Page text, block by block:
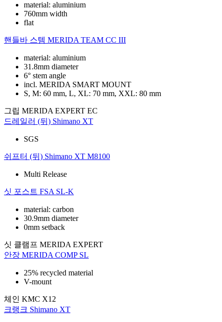
material: aluminium
760mm width
flat
핸들바 스템 MERIDA TEAM CC III
material: aluminium
31.8mm diameter
6° stem angle
incl. MERIDA SMART MOUNT
S, M: 60 mm, L, XL: 70 mm, XXL: 80 mm
그립 MERIDA EXPERT EC
드레일러 (뒤) Shimano XT
SGS
쉬프터 (뒤) Shimano XT M8100
Multi Release
싯 포스트 FSA SL-K
material: carbon
30.9mm diameter
0mm setback
싯 클램프 MERIDA EXPERT
안장 MERIDA COMP SL
25% recycled material
V-mount
체인 KMC X12
크랭크 Shimano XT